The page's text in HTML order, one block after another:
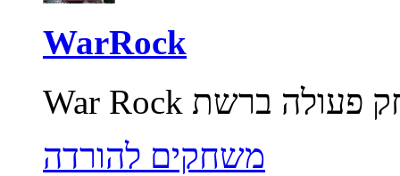
WarRock
משחקים להורדה